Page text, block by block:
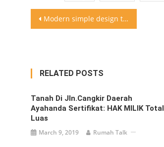
Post
Modern simple design tangga dan pantry
RELATED POSTS
Tanah Di Jln.Cangkir Daerah
Ayahanda Sertifikat: HAK MILIK Total
Luas
March 9, 2019 Rumah Talk